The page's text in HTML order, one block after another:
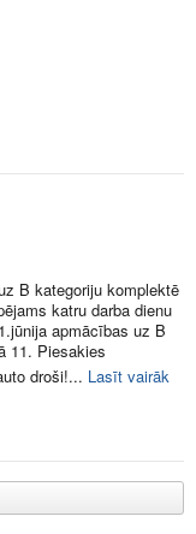
B kategoriju komplektē
katru darba dienu
apmācības uz B
11. Piesakies
droši!... Lasīt vairāk